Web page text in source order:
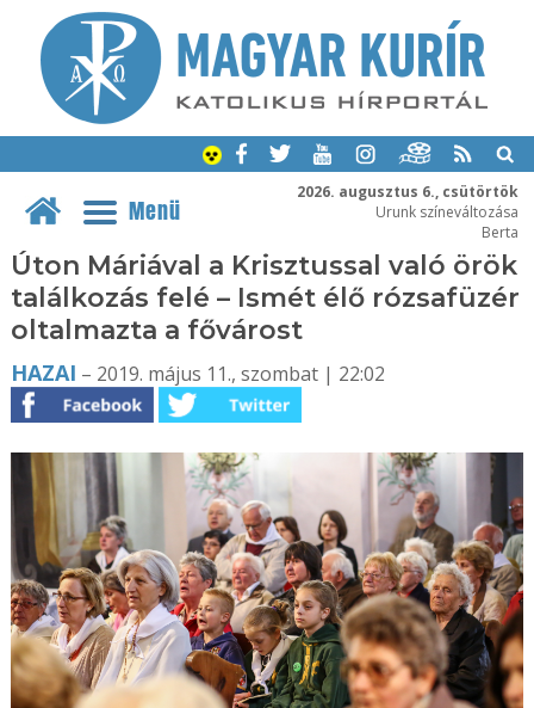
2026. augusztus 6., csütörtök
Urunk színeváltozása
Berta
Menü
Úton Máriával a Krisztussal való örök
találkozás felé – Ismét élő rózsafüzér
oltalmazta a fővárost
HAZAI – 2019. május 11., szombat | 22:02